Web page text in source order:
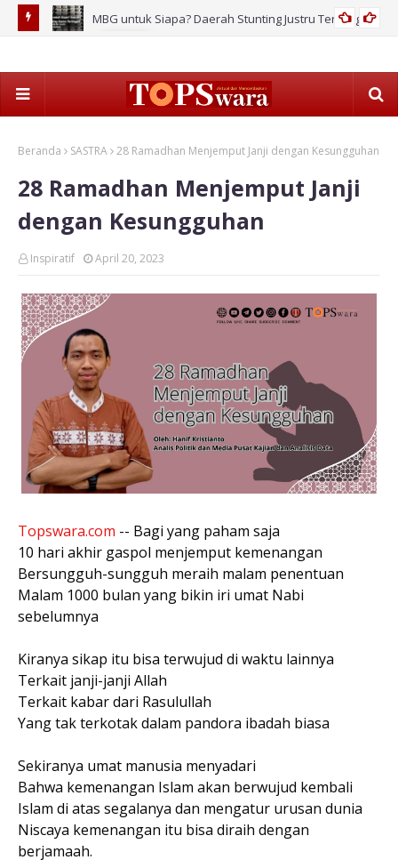
MBG untuk Siapa? Daerah Stunting Justru Tertinggal!
Beranda SASTRA 28 Ramadhan Menjemput Janji dengan Kesungguhan
28 Ramadhan Menjemput Janji
dengan Kesungguhan
Inspiratif April 20, 2023
Topswara.com -- Bagi yang paham saja
10 hari akhir gaspol menjemput kemenangan
Bersungguh-sungguh meraih malam penentuan
Malam 1000 bulan yang bikin iri umat Nabi
sebelumnya
Kiranya sikap itu bisa terwujud di waktu lainnya
Terkait janji-janji Allah
Terkait kabar dari Rasulullah
Yang tak terkotak dalam pandora ibadah biasa
Sekiranya umat manusia menyadari
Bahwa kemenangan Islam akan berwujud kembali
Islam di atas segalanya dan mengatur urusan dunia
Niscaya kemenangan itu bisa diraih dengan
berjamaah.